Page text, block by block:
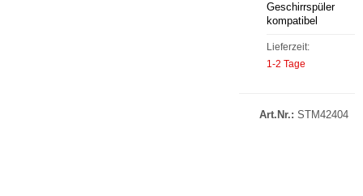
Geschirrspüler
kompatibel
Lieferzeit:
1-2 Tage
Art.Nr.: STM42404